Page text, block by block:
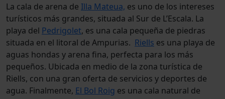
La cala de arena de Illa Mateua, es uno de los intereses
turísticos más grandes, situada al Sur de L’Escala. La
playa del Pedrigolet, es una cala pequeña de piedras
situada en el litoral de Ampurias. Riells es una playa de
aguas hondas y arena fina, perfecta para los más
pequeños. Ubicada en medio de la zona turística de
Riells, con una gran oferta de servicios y deportes de
agua. Finalmente, El Bol Roig es una cala natural de